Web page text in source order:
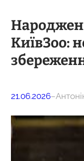
КиївЗоо:
21.06.2026–